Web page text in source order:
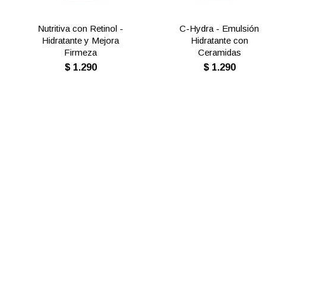
Nutritiva con Retinol -
Hidratante y Mejora
Firmeza
$ 1.290
C-Hydra - Emulsión
Hidratante con
Ceramidas
$ 1.290